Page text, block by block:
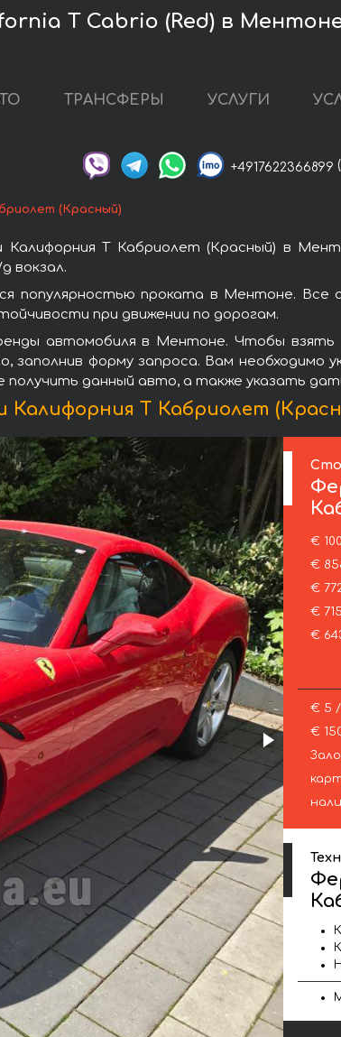
T Cabrio (Red) в
ТРАНСФЕРЫ УСЛУГИ
+4917622366899
(Красный)
Т Кабриолет (Красный) в
вокзал.
популярностью проката в Ментоне. Все
при движении по дорогам.
автомобиля в Ментоне. Чтобы
заполнив форму запроса. Вам
получить данный авто, а также указать
Т Кабриолет
€
€
€
€
€
€ 5 /
€